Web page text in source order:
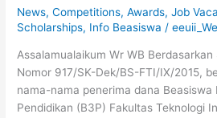
News,Competitions, Awards, Job
Scholarships, Info Beasiswa /
Assalamualaikum Wr WB Berdasarkan
Nomor 917/SK-Dek/BS-FTI/IX/2015,
nama-nama penerima dana Beasiswa
Pendidikan (B3P) Fakultas Teknologi